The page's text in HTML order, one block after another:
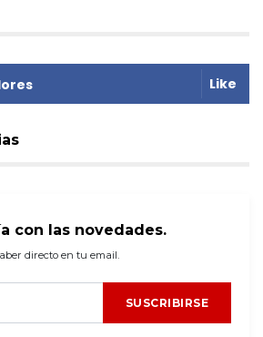
Like
con las novedades.
directo en tu email.
SUSCRIBIRSE